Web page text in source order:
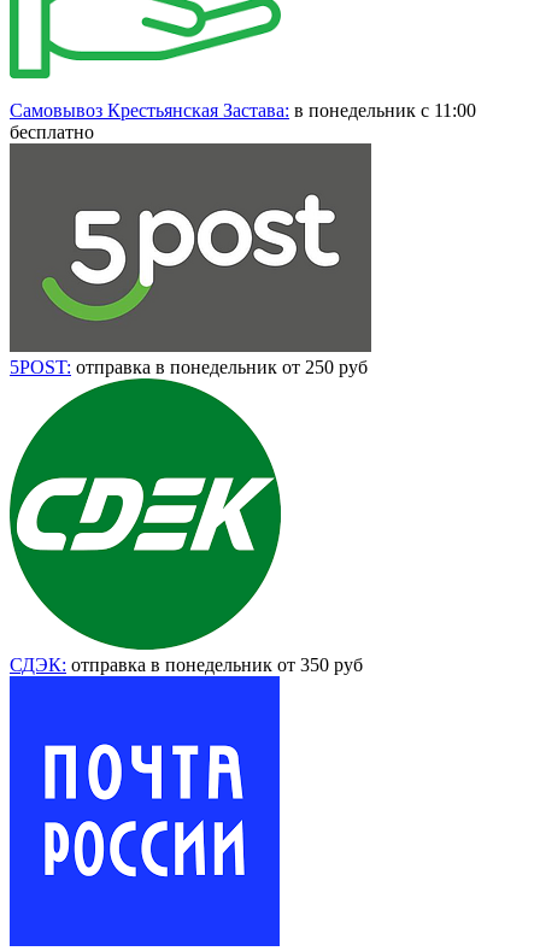
Самовывоз Крестьянская Застава: в понедельник с 11:00
бесплатно
5POST: отправка в понедельник от 250 руб
СДЭК: отправка в понедельник от 350 руб